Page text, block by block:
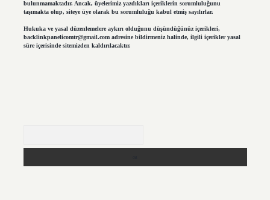
bulunmamaktadır. Ancak, üyelerimiz yazdıkları içeriklerin sorumluluğunu
taşımakta olup, siteye üye olarak bu sorumluluğu kabul etmiş sayılırlar.
Hukuka ve yasal düzenlemelere aykırı olduğunu düşündüğünüz içerikleri,
backlinkpanelicomtr@gmail.comadresine bildirmeniz halinde, ilgili içerikler yasal
süre içerisinde sitemizden kaldırılacaktır.